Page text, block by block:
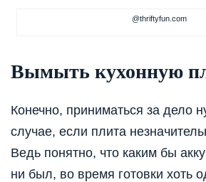
@thriftyfun.com
Вымыть кухонную
Конечно, приниматься за дело
случае, если плита
Ведь понятно, что каким бы
ни был, во время готовки хоть